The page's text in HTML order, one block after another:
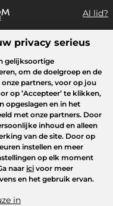
Al lid?
Kids Beauty
privacy serieus
gelijksoortige
om de doelgroep en de
partners, voor op jou
op ’Accepteer’ te klikken,
opgeslagen en in het
met onze partners. Door
inhoud en alleen
van de site. Door op
instellen en meer
op elk moment
naar ici voor meer
en het gebruik ervan.
in